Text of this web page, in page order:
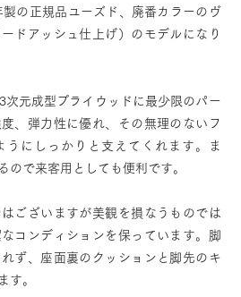
の正規品ユーズド、廃番カラーのヴ
ドアッシュ仕上げ）のモデルになり
次元成型プライウッドに最少限のパー
、弾力性に優れ、その無理のないフ
うにしっかりと支えてくれます。ま
ので来客用としても便利です。
ございますが美観を損なうものでは
コンディションを保っています。脚
ず、座面裏のクッションと脚先のキ
す。